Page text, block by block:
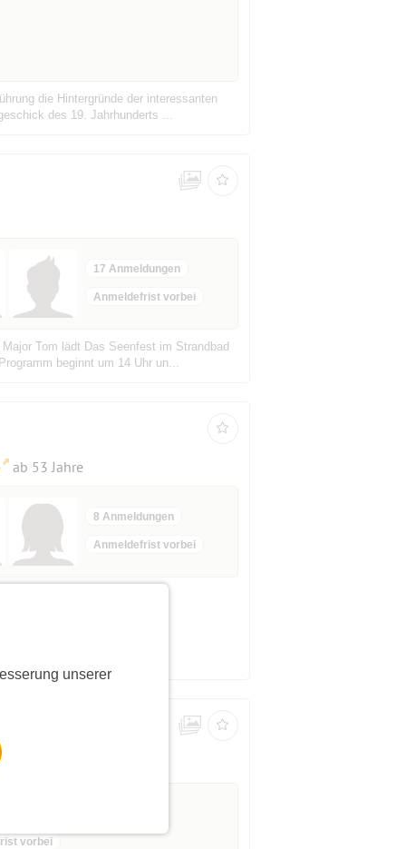
unserer
die Hintergründe der interessanten
des 19. Jahrhunderts ...
17 Anmeldungen
Anmeldefrist vorbei
Tom lädt Das Seenfest im Strandbad
beginnt um 14 Uhr un...
ab 53 Jahre
8 Anmeldungen
Anmeldefrist vorbei
vorbei